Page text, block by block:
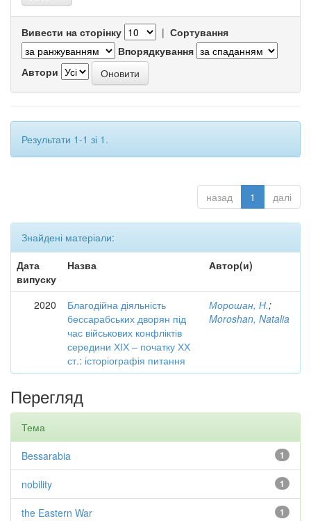
Вивести на сторінку | Сортування
Впорядкування
Автори
Результати 1-1 зі 1.
назад 1 далі
Знайдені матеріали:
Дата
випуску
Назва Автор(и)
2020
Благодійна діяльність
бессарабських дворян під
час військових конфліктів
середини ХІХ – початку ХХ
ст.: історіографія питання
Морошан, Н.;
Moroshan, Natalia
Перегляд
Тема
1
Bessarabia
1
nobility
1
the Eastern War